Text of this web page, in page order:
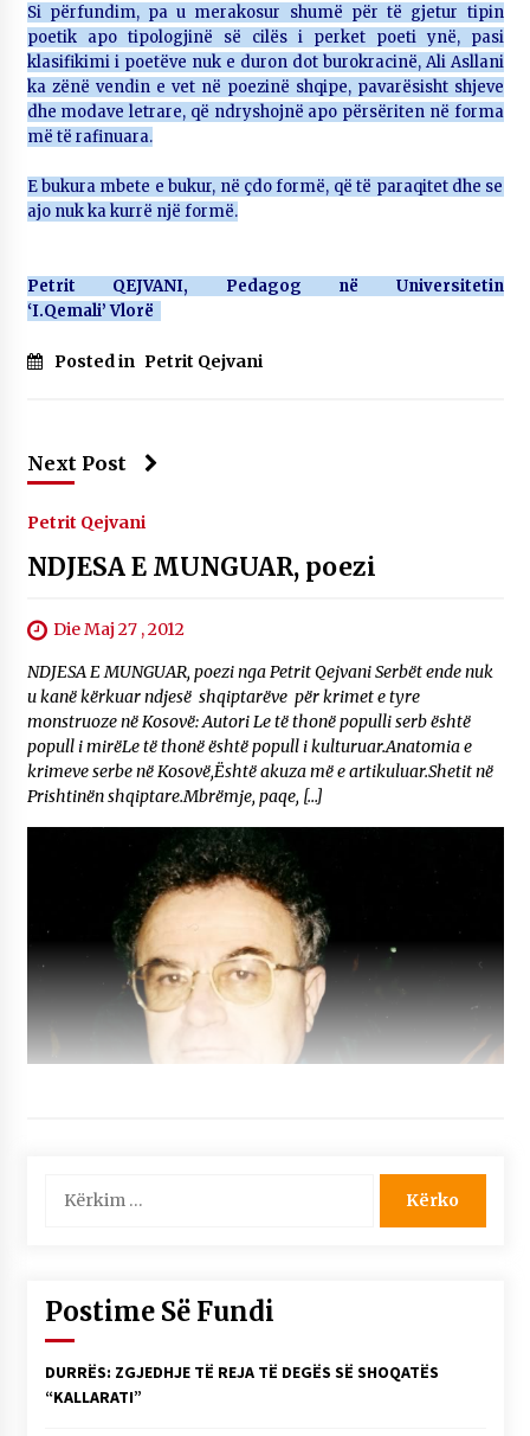
Si përfundim, pa u merakosur shumë për të gjetur tipin
poetik apo tipologjinë së cilës i perket poeti ynë, pasi
klasifikimi i poetëve nuk e duron dot burokracinë, Ali Asllani
ka zënë vendin e vet në poezinë shqipe, pavarësisht shjeve
dhe modave letrare, që ndryshojnë apo përsëriten në forma
më të rafinuara.
E bukura mbete e bukur, në çdo formë, që të paraqitet dhe se
ajo nuk ka kurrë një formë.
Petrit QEJVANI, Pedagog në Universitetin
‘I.Qemali’ Vlorë
Posted in Petrit Qejvani
Next Post
Petrit Qejvani
NDJESA E MUNGUAR, poezi
Die Maj 27 , 2012
NDJESA E MUNGUAR, poezi nga Petrit Qejvani Serbët ende nuk
u kanë kërkuar ndjesë shqiptarëve për krimet e tyre
monstruoze në Kosovë: Autori Le të thonë populli serb është
popull i mirëLe të thonë është popull i kulturuar.Anatomia e
krimeve serbe në Kosovë,Është akuza më e artikuluar.Shetit në
Prishtinën shqiptare.Mbrëmje, paqe, […]
për:
Postime Së Fundi
DURRËS: ZGJEDHJE TË REJA TË DEGËS SË SHOQATËS
“KALLARATI”